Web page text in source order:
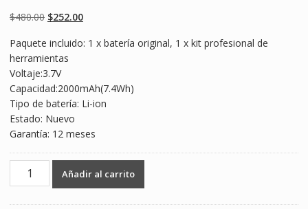
basado en
puntuaciones
$480.00 Original
was:
$480.00.
$252.00Current
is:
Paquete incluido: 1 x batería original, 1 x kit profesional de
herramientas
Voltaje:3.7V
Capacidad:2000mAh(7.4Wh)
Tipo de batería: Li-ion
Estado: Nuevo
Garantía: 12 meses
Batería
Añadir al carrito